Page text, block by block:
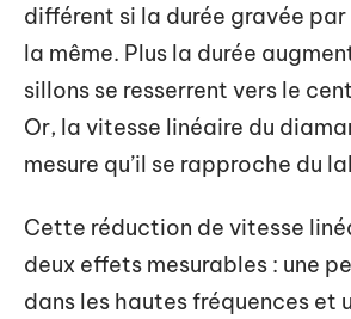
différent si la durée gravée par
la même. Plus la durée
sillons se resserrent vers le
Or, la vitesse linéaire du
mesure qu’il se rapproche du
Cette réduction de vitesse
deux effets mesurables : une
dans les hautes fréquences et